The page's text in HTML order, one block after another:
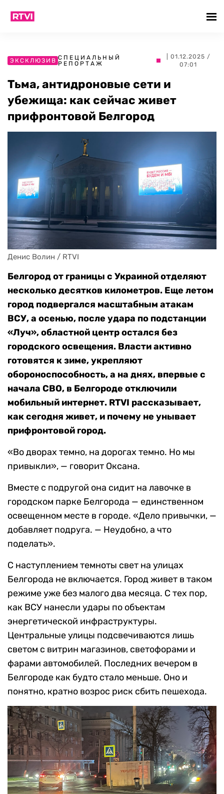
ЭКСКЛЮЗИВ СПЕЦИАЛЬНЫЙ
РЕПОРТАЖ
| 01.12.2025 /
07:01
Тьма, антидроновые сети и
убежища: как сейчас живет
прифронтовой Белгород
Денис Волин / RTVI
Белгород от границы с Украиной отделяют
несколько десятков километров. Еще летом
город подвергался масштабным атакам
ВСУ, а осенью, после удара по подстанции
«Луч», областной центр остался без
городского освещения. Власти активно
готовятся к зиме, укрепляют
обороноспособность, а на днях, впервые с
начала СВО, в Белгороде отключили
мобильный интернет. RTVI рассказывает,
как сегодня живет, и почему не унывает
прифронтовой город.
«Во дворах темно, на дорогах темно. Но мы
привыкли», — говорит Оксана.
Вместе с подругой она сидит на лавочке в
городском парке Белгорода — единственном
освещенном месте в городе. «Дело привычки, —
добавляет подруга. — Неудобно, а что
поделать».
С наступлением темноты свет на улицах
Белгорода не включается. Город живет в таком
режиме уже без малого два месяца. С тех пор,
как ВСУ нанесли удары по объектам
энергетической инфраструктуры.
Центральные улицы подсвечиваются лишь
светом с витрин магазинов, светофорами и
фарами автомобилей. Последних вечером в
Белгороде как будто стало меньше. Оно и
понятно, кратно возрос риск сбить пешехода.